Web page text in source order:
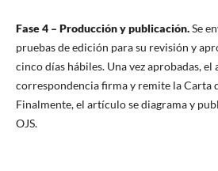
Fase 4 – Producción y publicación.Se
pruebas de edición para su revisión y
cinco días hábiles. Una vez aprobadas, el
correspondencia firma y remite la Carta
Finalmente, el artículo se diagrama y
OJS.